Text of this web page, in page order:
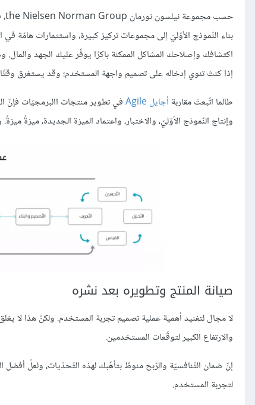
بناء النّموذج الأوّليّ إلى مجموعات تركيز كبيرة، واستثماراث هامّة
اكتشافك وإصلاحك المشاكل الممكنة باكرًا يوفّر عليك الجهد
إذا كنتَ تنوي إدخاله على تصميم واجهة المستخدم؛ وقد يستغرق
طالما اتّبعتَ مقاربة أجايل Agile
في تطوير منتجات االبرمجيّات فإنّ
وإنتاج النّموذج الأوّليّ، والاختبار، واعتماد الميزة الجديدة، ميزةً
صيانة المنتج وتطويره بعد نشره
لا مجال لتفنيد أهمية عملية تصميم تجربة المستخدم. ولكنّ هذا لا
والارتفاع الكبير لتوقّعات المستخدمين.
إنّ ضمان التّنافسيّة والرّبح منوطٌ بتأهّبك لهذه التّحدّيات، ولعلّ
لتجربة المستخدم.